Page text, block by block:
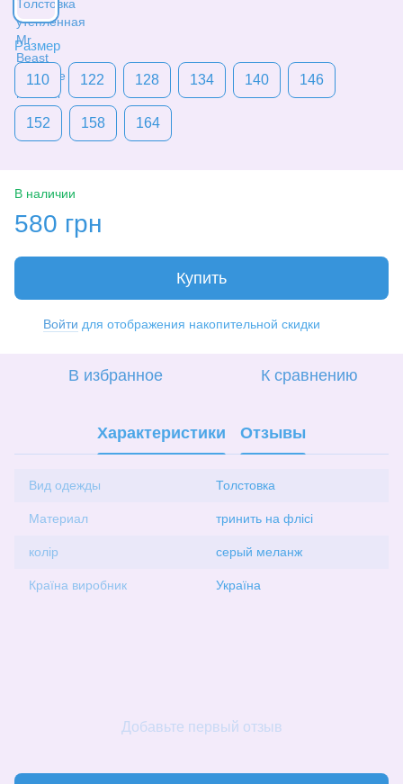
Размер
110 122 128 134 140 146
152 158 164
В наличии
580 грн
Купить
Войти для отображения накопительной скидки
В избранное К сравнению
Характеристики Отзывы
Вид одежды Толстовка
Материал тринить на флісі
колір серый меланж
Країна виробник Україна
Добавьте первый отзыв